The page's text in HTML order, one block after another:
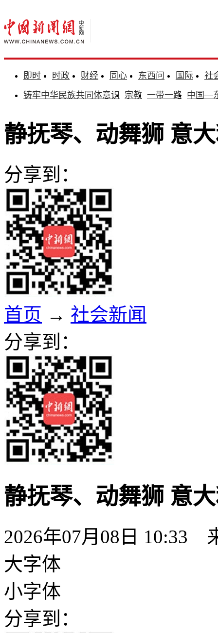
即时 时政 财经 同心 东西问 国际
社
铸牢中华民族共同体意识 宗教 一带一路 中国—
静抚琴、动舞狮 意
分享到：
首页 → 社会新闻
分享到：
静抚琴、动舞狮 意
2026年07月08日 10:33
大字体
小字体
分享到：